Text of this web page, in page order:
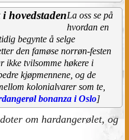
hovedstadenLa oss se på
hvordan en
begynte å selge
den famøse norrøn-festen
ikke tvilsomme høkere i
kjøpmennene, og de
kolonialvarer som te,
bonanza i Oslo]
om hardangerølet, og